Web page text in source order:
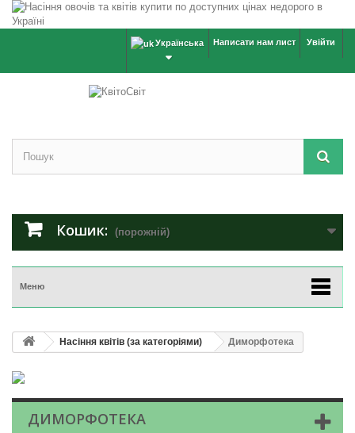
Увійти
Написати нам лист
Українська
Кошик: (порожній)
Меню
Насіння квітів (за категоріями) Диморфотека
ДИМОРФОТЕКА